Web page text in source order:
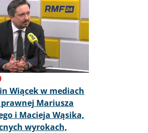
Wiącek w mediach
Mariusza
i Macieja Wąsika,
wyrokach,